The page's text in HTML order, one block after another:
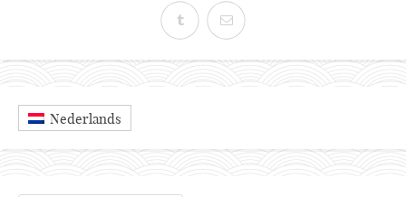
Nederlands